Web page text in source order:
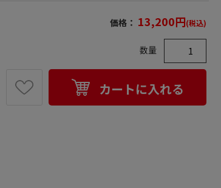
価格： 13,200円(税込)
数量
カートに入れる